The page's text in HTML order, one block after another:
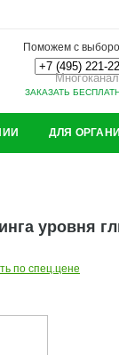
Поможем с
ЗАКАЗАТЬ
ДЛЯ
уровня